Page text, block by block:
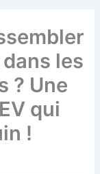
les
? Une
qui
!